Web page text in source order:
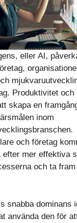
eller AI,
Produktivitet och
skapa en
inom
och företag
efter mer effektiva
och ta
snabba dominans
använda den för